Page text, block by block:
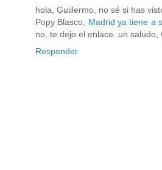
hola, Guillermo, no sé si has
Popy Blasco, Madrid ya tiene a
no, te dejo el enlace. un saludo,
Responder